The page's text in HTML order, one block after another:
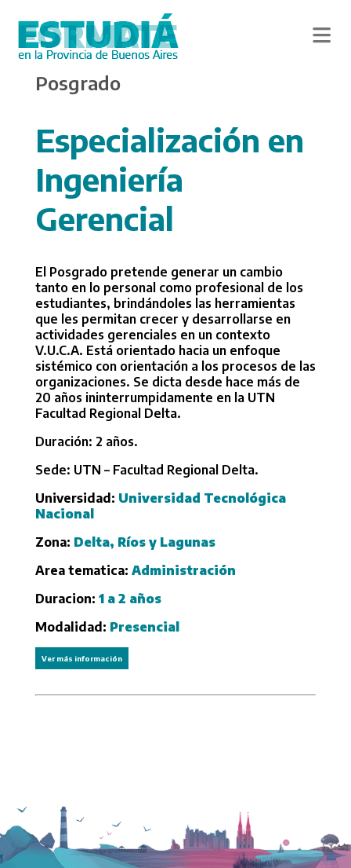
content
Posgrado
Especialización en
Ingeniería
Gerencial
El Posgrado pretende generar un cambio
tanto en lo personal como profesional de los
estudiantes, brindándoles las herramientas
que les permitan crecer y desarrollarse en
actividades gerenciales en un contexto
V.U.C.A. Está orientado hacia un enfoque
sistémico con orientación a los procesos de las
organizaciones. Se dicta desde hace más de
20 años ininterrumpidamente en la UTN
Facultad Regional Delta.
Duración: 2 años.
Sede: UTN – Facultad Regional Delta.
Universidad: Universidad Tecnológica
Nacional
Zona: Delta, Ríos y Lagunas
Area tematica: Administración
Duracion: 1 a 2 años
Modalidad: Presencial
Ver más información